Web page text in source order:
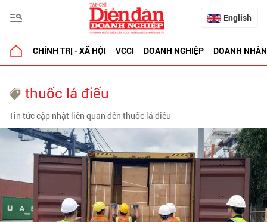
English
CHÍNH TRỊ - XÃ HỘI VCCI DOANH NGHIỆP DOANH NHÂN
thuốc lá điếu
Tin tức cập nhật liên quan đến thuốc lá điếu